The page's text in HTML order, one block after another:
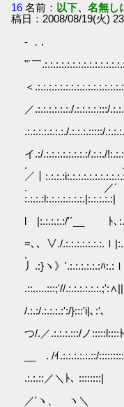
16 名前： 以下、名無し
稿日：2008/08/19(火)
＼｀
- ．.
_ ..
"´￣
＜
∠．
／.:.:.:.:.:.:./.:.:.:.:.:::/
.:.:.:.:.:.:.:./.:.:.:.:::::/
／.:.:.::／
イ.:/.:.:.:.:.:.:.:.:/.:.:./
. ／＿_／
／｜
. ／´ / .:.:.:/
:.:.:.:l:.:.:.:.:.:.:.|:.:.:.:.:|
/ .:.:.:.;'
l |:.:.:.:.:/'´__ ﾄ､
/ .:.:.:.:,i .
=､、∨./.:.:.:.:.:.:.:.ｌ
. ,' .:.::／ |
丿.:}ヽ》'.:.:.:.:.:.:ﾊ:.:
i.:.／ |
.::.....:::;'//
|/ |
/.:.:/.:.:.:.:':/}:::'i|､:'、
|
つ/.／.:.:.:.:::/ノ:::::l::::
ｌ
__ . /ｲ.:.:.:.:.:.::/
| :.:.::/
.:.:.::／＼ﾄ､ ::::::::|
l :.:/ //
／'ヽ、 ヽ＼